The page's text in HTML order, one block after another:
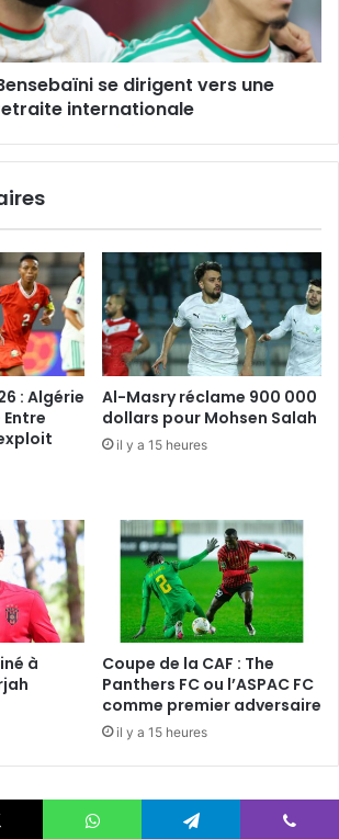
se dirigent vers une
internationale
: Algérie
Al-Masry réclame 900 000
dollars pour Mohsen Salah
il y a 15 heures
à
Coupe de la CAF : The
Panthers FC ou l’ASPAC FC
comme premier adversaire
il y a 15 heures